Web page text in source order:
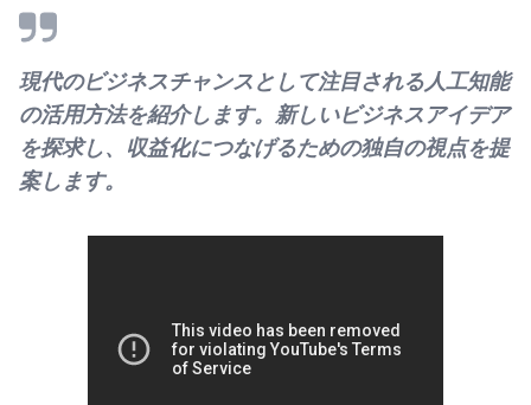
現代のビジネスチャンスとして注目される人工知能
の活用方法を紹介します。新しいビジネスアイデア
を探求し、収益化につなげるための独自の視点を提
案します。